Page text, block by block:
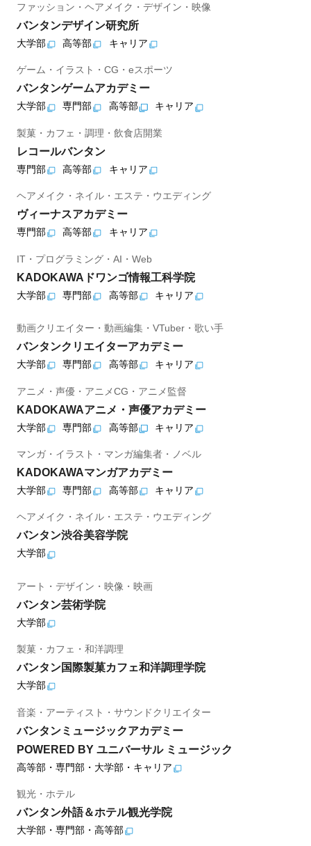
ファッション・ヘアメイク・デザイン・映像
バンタンデザイン研究所
大学部 高等部 キャリア
ゲーム・イラスト・CG・eスポーツ
バンタンゲームアカデミー
大学部 専門部 高等部 キャリア
製菓・カフェ・調理・飲食店開業
レコールバンタン
専門部 高等部 キャリア
ヘアメイク・ネイル・エステ・ウエディング
ヴィーナスアカデミー
専門部 高等部 キャリア
IT・プログラミング・AI・Web
KADOKAWAドワンゴ情報工科学院
大学部 専門部 高等部 キャリア
動画クリエイター・動画編集・VTuber・歌い手
バンタンクリエイターアカデミー
大学部 専門部 高等部 キャリア
アニメ・声優・アニメCG・アニメ監督
KADOKAWAアニメ・声優アカデミー
大学部 専門部 高等部 キャリア
マンガ・イラスト・マンガ編集者・ノベル
KADOKAWAマンガアカデミー
大学部 専門部 高等部 キャリア
ヘアメイク・ネイル・エステ・ウエディング
バンタン渋谷美容学院
大学部
アート・デザイン・映像・映画
バンタン芸術学院
大学部
製菓・カフェ・和洋調理
バンタン国際製菓カフェ和洋調理学院
大学部
音楽・アーティスト・サウンドクリエイター
バンタンミュージックアカデミー
POWERED BY ユニバーサル ミュージック
高等部・専門部・大学部・キャリア
観光・ホテル
バンタン外語＆ホテル観光学院
大学部・専門部・高等部